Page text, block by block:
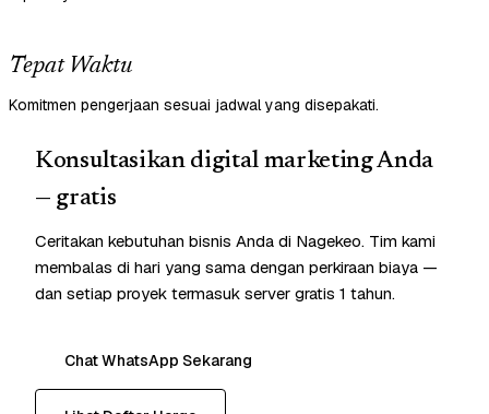
Tepat Waktu
Komitmen pengerjaan sesuai jadwal yang disepakati.
Konsultasikan digital marketing Anda
— gratis
Ceritakan kebutuhan bisnis Anda di Nagekeo. Tim kami
membalas di hari yang sama dengan perkiraan biaya —
dan setiap proyek termasuk server gratis 1 tahun.
Chat WhatsApp Sekarang